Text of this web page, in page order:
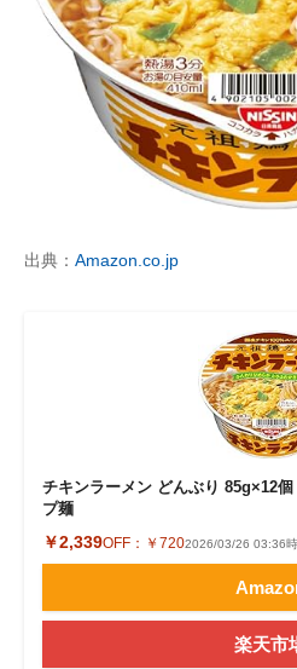
出典： Amazon.co.jp
チキンラーメン どんぶり 85g×12
プ麺
￥2,339OFF： ￥7202026/03/26 03:36
楽天市